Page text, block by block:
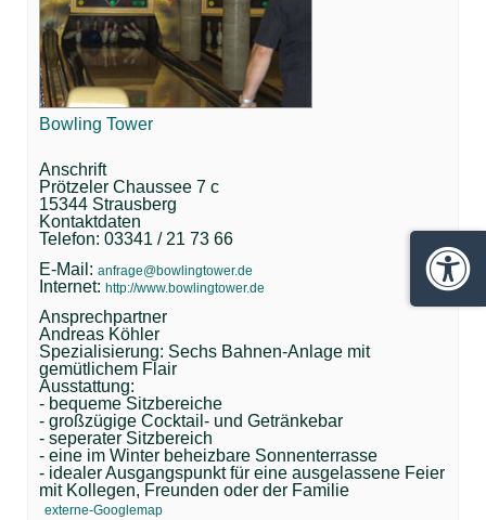
Bowling Tower
Anschrift
Prötzeler Chaussee 7 c
15344 Strausberg
Kontaktdaten
Telefon: 03341 / 21 73 66
E-Mail: anfrage@bowlingtower.de
Internet: http://www.bowlingtower.de
Ansprechpartner
Andreas Köhler
Spezialisierung: Sechs Bahnen-Anlage mit
gemütlichem Flair
Ausstattung:
- bequeme Sitzbereiche
- großzügige Cocktail- und Getränkebar
- seperater Sitzbereich
- eine im Winter beheizbare Sonnenterrasse
- idealer Ausgangspunkt für eine ausgelassene Feier
mit Kollegen, Freunden oder der Familie
externe-Googlemap